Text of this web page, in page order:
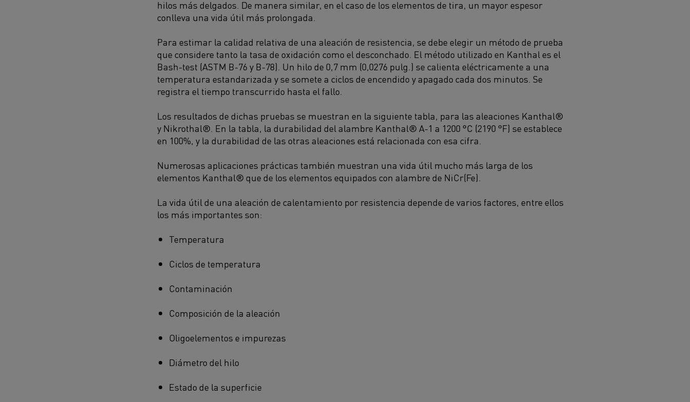
hilos más delgados. De manera similar, en el caso de los elementos de tira, un mayor espesor
conlleva una vida útil más prolongada.
Para estimar la calidad relativa de una aleación de resistencia, se debe elegir un método de prueba
que considere tanto la tasa de oxidación como el desconchado. El método utilizado en Kanthal es el
Bash-test (ASTM B-76 y B-78). Un hilo de 0,7 mm (0,0276 pulg.) se calienta eléctricamente a una
temperatura estandarizada y se somete a ciclos de encendido y apagado cada dos minutos. Se
registra el tiempo transcurrido hasta el fallo.
Los resultados de dichas pruebas se muestran en la siguiente tabla, para las aleaciones Kanthal®
y Nikrothal®. En la tabla, la durabilidad del alambre Kanthal® A-1 a 1200 °C (2190 °F) se establece
en 100%, y la durabilidad de las otras aleaciones está relacionada con esa cifra.
Numerosas aplicaciones prácticas también muestran una vida útil mucho más larga de los
elementos Kanthal® que de los elementos equipados con alambre de NiCr(Fe).
La vida útil de una aleación de calentamiento por resistencia depende de varios factores, entre ellos
los más importantes son:
Temperatura
Ciclos de temperatura
Contaminación
Composición de la aleación
Oligoelementos e impurezas
Diámetro del hilo
Estado de la superficie